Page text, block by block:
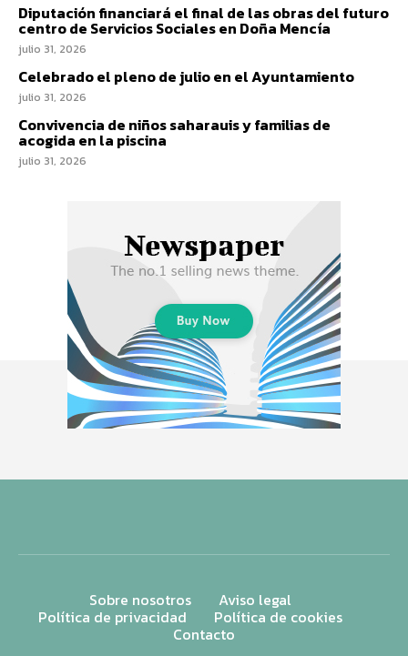
Diputación financiará el final de las obras del futuro
centro de Servicios Sociales en Doña Mencía
julio 31, 2026
Celebrado el pleno de julio en el Ayuntamiento
julio 31, 2026
Convivencia de niños saharauis y familias de
acogida en la piscina
julio 31, 2026
Sobre nosotros Aviso legal
Política de privacidad Política de cookies
Contacto